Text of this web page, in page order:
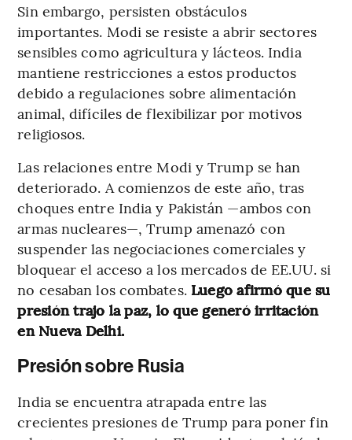
Sin embargo, persisten obstáculos
importantes. Modi se resiste a abrir sectores
sensibles como agricultura y lácteos. India
mantiene restricciones a estos productos
debido a regulaciones sobre alimentación
animal, difíciles de flexibilizar por motivos
religiosos.
Las relaciones entre Modi y Trump se han
deteriorado. A comienzos de este año, tras
choques entre India y Pakistán —ambos con
armas nucleares—, Trump amenazó con
suspender las negociaciones comerciales y
bloquear el acceso a los mercados de EE.UU. si
no cesaban los combates. Luego afirmó que su
presión trajo la paz, lo que generó irritación
en Nueva Delhi.
Presión sobre Rusia
India se encuentra atrapada entre las
crecientes presiones de Trump para poner fin